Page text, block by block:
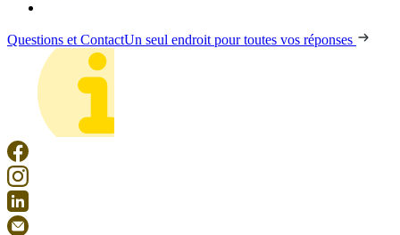
Questions et ContactUn seul endroit pour toutes vos réponses